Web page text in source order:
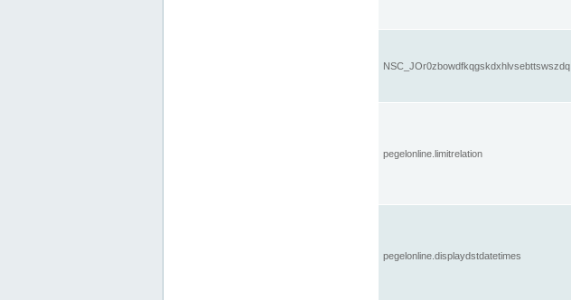
NSC_JOr0zbowdfkqgskdxhlvsebttswszdq
pegelonline.limitrelation
pegelonline.displaydstdatetimes